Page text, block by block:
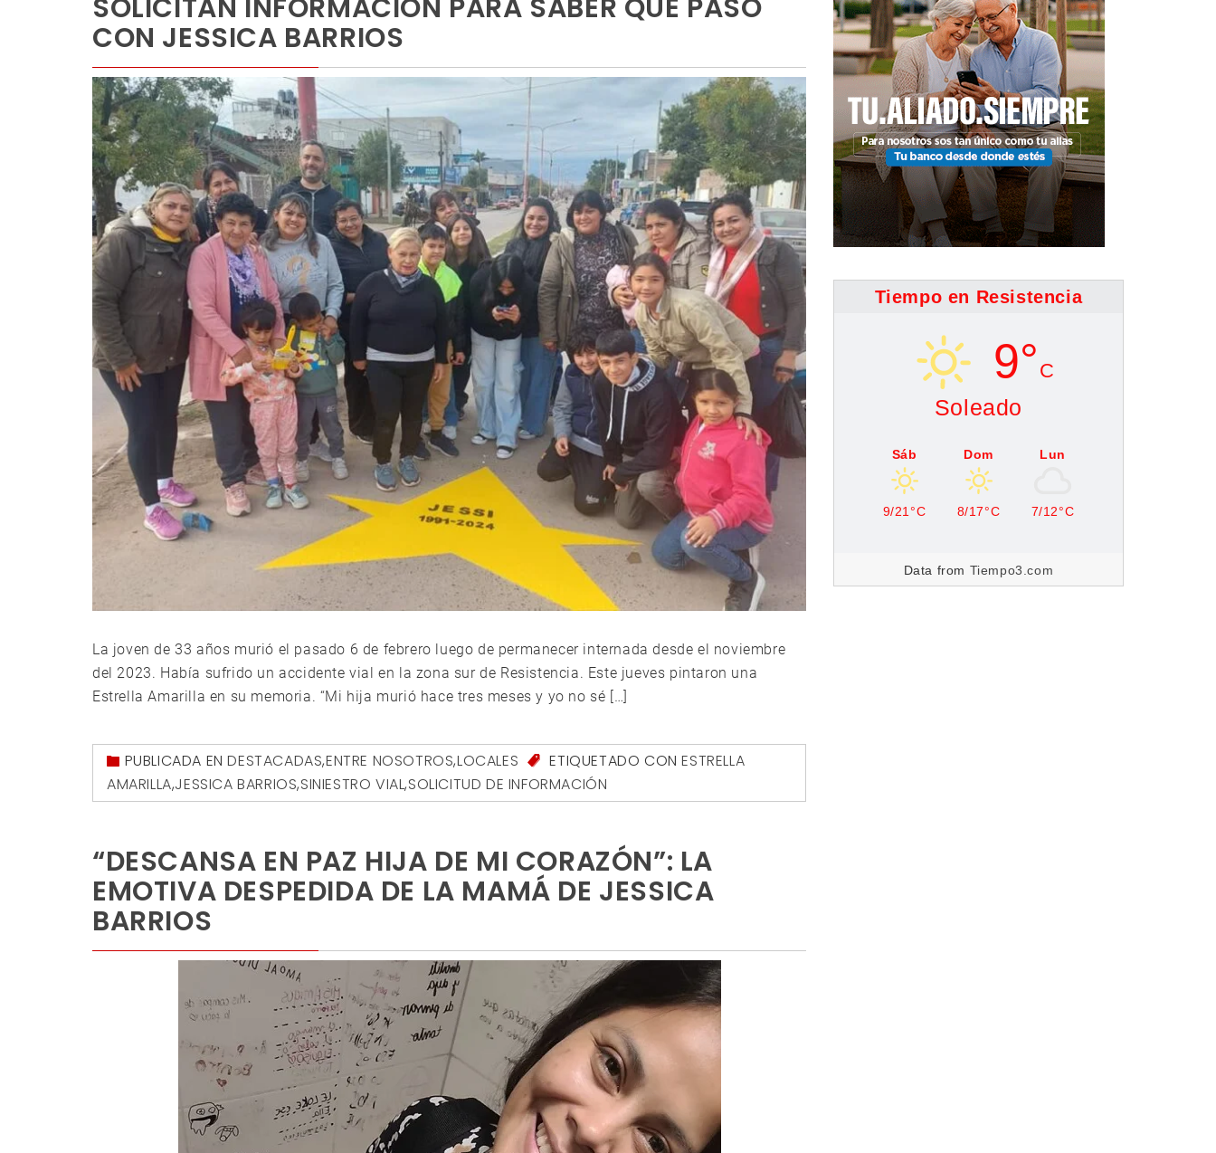
SOLICITAN INFORMACIÓN PARA SABER QUÉ PASÓ
CON JESSICA BARRIOS
La joven de 33 años murió el pasado 6 de febrero luego de permanecer internada desde el noviembre
del 2023. Había sufrido un accidente vial en la zona sur de Resistencia. Este jueves pintaron una
Estrella Amarilla en su memoria. “Mi hija murió hace tres meses y yo no sé […]
PUBLICADA ENDESTACADAS,ENTRE NOSOTROS,LOCALES ETIQUETADO CONESTRELLA
AMARILLA,JESSICA BARRIOS,SINIESTRO VIAL,SOLICITUD DE INFORMACIÓN
“DESCANSA EN PAZ HIJA DE MI CORAZÓN”: LA
EMOTIVA DESPEDIDA DE LA MAMÁ DE JESSICA
BARRIOS
Tiempo en Resistencia
9° C
Soleado
Sáb
9/21°C
Dom
8/17°C
Lun
7/12°C
Data from Tiempo3.com